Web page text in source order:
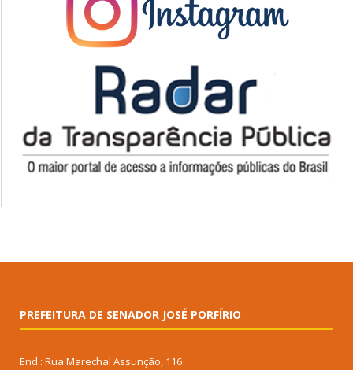
PREFEITURA DE SENADOR JOSÉ PORFÍRIO
End.: Rua Marechal Assunção, 116